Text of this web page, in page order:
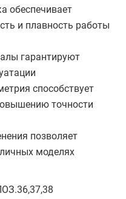
обеспечивает
и плавность работы
гарантируют
способствует
точности
позволяет
моделях